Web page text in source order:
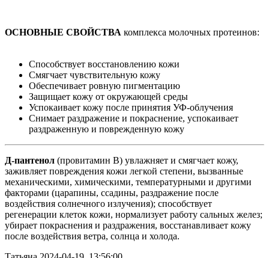
ОСНОВНЫЕ СВОЙСТВА комплекса молочных протеинов:
Способствует восстановлению кожи
Смягчает чувствительную кожу
Обеспечивает ровную пигментацию
Защищает кожу от окружающей среды
Успокаивает кожу после принятия УФ-облучения
Снимает раздражение и покраснение, успокаивает
раздраженную и поврежденную кожу
Д-пантенол (провитамин В) увлажняет и смягчает кожу,
заживляет повреждения кожи легкой степени, вызванные
механическими, химическими, температурными и другими
факторами (царапины, ссадины, раздражение после
воздействия солнечного излучения); способствует
регенерации клеток кожи, нормализует работу сальных желез;
убирает покраснения и раздражения, восстанавливает кожу
после воздействия ветра, солнца и холода.